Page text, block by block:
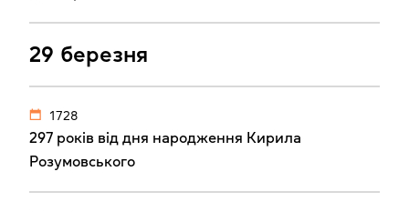
29 березня
1728
297 років від дня народження Кирила
Розумовського